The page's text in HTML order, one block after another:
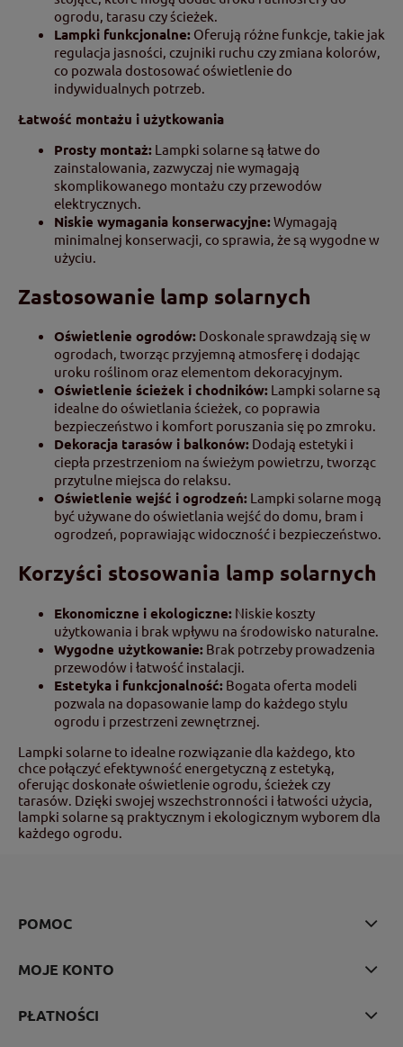
ogrodu, tarasu czy ścieżek.
Lampki funkcjonalne: Oferują różne funkcje, takie jak
regulacja jasności, czujniki ruchu czy zmiana kolorów,
co pozwala dostosować oświetlenie do
indywidualnych potrzeb.
Łatwość montażu i użytkowania
Prosty montaż: Lampki solarne są łatwe do
zainstalowania, zazwyczaj nie wymagają
skomplikowanego montażu czy przewodów
elektrycznych.
Niskie wymagania konserwacyjne:Wymagają
minimalnej konserwacji, co sprawia, że są wygodne w
użyciu.
Zastosowanie lamp solarnych
Oświetlenie ogrodów: Doskonale sprawdzają się w
ogrodach, tworząc przyjemną atmosferę i dodając
uroku roślinom oraz elementom dekoracyjnym.
Oświetlenie ścieżek i chodników: Lampki solarne są
idealne do oświetlania ścieżek, co poprawia
bezpieczeństwo i komfort poruszania się po zmroku.
Dekoracja tarasów i balkonów: Dodają estetyki i
ciepła przestrzeniom na świeżym powietrzu, tworząc
przytulne miejsca do relaksu.
Oświetlenie wejść i ogrodzeń: Lampki solarne mogą
być używane do oświetlania wejść do domu, bram i
ogrodzeń, poprawiając widoczność i bezpieczeństwo.
Korzyści stosowania lamp solarnych
Ekonomiczne i ekologiczne: Niskie koszty
użytkowania i brak wpływu na środowisko naturalne.
Wygodne użytkowanie: Brak potrzeby prowadzenia
przewodów i łatwość instalacji.
Estetyka i funkcjonalność: Bogata oferta modeli
pozwala na dopasowanie lamp do każdego stylu
ogrodu i przestrzeni zewnętrznej.
Lampki solarne to idealne rozwiązanie dla każdego, kto
chce połączyć efektywność energetyczną z estetyką,
oferując doskonałe oświetlenie ogrodu, ścieżek czy
tarasów. Dzięki swojej wszechstronności i łatwości użycia,
lampki solarne są praktycznym i ekologicznym wyborem dla
każdego ogrodu.
POMOC
MOJE KONTO
PŁATNOŚCI